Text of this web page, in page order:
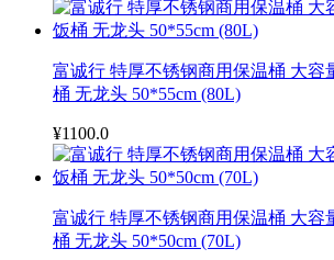
富诚行 特厚不锈钢商用保温桶 大容
桶 无龙头 50*55cm (80L)
¥1100.0
富诚行 特厚不锈钢商用保温桶 大容
桶 无龙头 50*50cm (70L)